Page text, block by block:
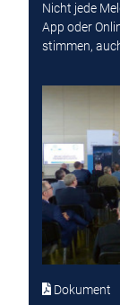
Nicht jede
App oder
stimmen,
Dokument